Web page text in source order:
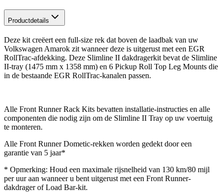
Productdetails
Deze kit creëert een full-size rek dat boven de laadbak van uw
Volkswagen Amarok zit wanneer deze is uitgerust met een EGR
RollTrac-afdekking. Deze Slimline II dakdragerkit bevat de Slimline
II-tray (1475 mm x 1358 mm) en 6 Pickup Roll Top Leg Mounts die
in de bestaande EGR RollTrac-kanalen passen.
Alle Front Runner Rack Kits bevatten installatie-instructies en alle
componenten die nodig zijn om de Slimline II Tray op uw voertuig
te monteren.
Alle Front Runner Dometic‑rekken worden gedekt door een
garantie van 5 jaar*
* Opmerking: Houd een maximale rijsnelheid van 130 km/80 mijl
per uur aan wanneer u bent uitgerust met een Front Runner-
dakdrager of Load Bar-kit.